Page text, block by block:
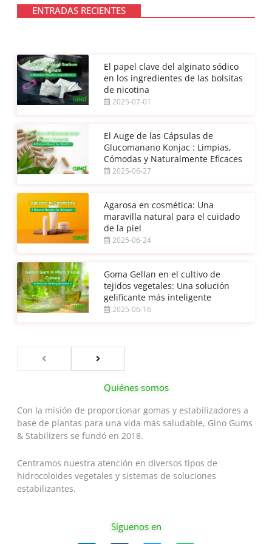
ENTRADAS RECIENTES
El papel clave del alginato sódico
en los ingredientes de las bolsitas
de nicotina
2025-07-01
El Auge de las Cápsulas de
Glucomanano Konjac : Limpias,
Cómodas y Naturalmente Eficaces
2025-06-27
Agarosa en cosmética: Una
maravilla natural para el cuidado
de la piel
2025-06-24
Goma Gellan en el cultivo de
tejidos vegetales: Una solución
gelificante más inteligente
2025-06-16
Quiénes somos
Con la misión de proporcionar gomas y estabilizadores a
base de plantas para una vida más saludable, Gino Gums
& Stabilizers se fundó en 2018.
Centramos nuestra atención en diversos tipos de
hidrocoloides vegetales y sistemas de soluciones
estabilizantes.
Síguenos en